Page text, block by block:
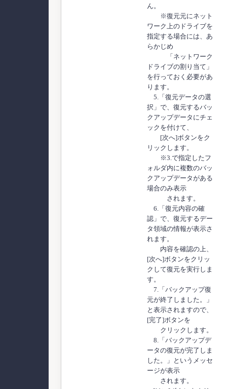
ん。
※復元元にネット
ワーク上のドライブを
指定する場合には、あ
らかじめ
「ネットワーク
ドライブの割り当て」
を行っておく必要があ
ります。
5.「復元データの選
択」で、復元するバッ
クアップデータにチェ
ックを付けて、
[次へ]ボタンをク
リックします。
※3.で指定したフ
ォルダ内に複数のバッ
クアップデータがある
場合のみ表示
されます。
6.「復元内容の確
認」で、復元するデー
タ領域の情報が表示さ
れます。
内容を確認の上、
[次へ]ボタンをクリッ
クして復元を実行しま
す。
7.「バックアップ復
元が終了しました。」
と表示されますので、
[完了]ボタンを
クリックします。
8.「バックアップデ
ータの復元が完了しま
した。」というメッセ
ージが表示
されます。